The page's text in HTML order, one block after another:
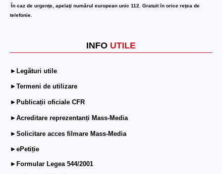
În caz de urgenţe, apelaţi numărul european unic 112. Gratuit în orice reţea de
telefonie.
INFO UTILE
►Legături utile
►Termeni de utilizare
►Publicații oficiale CFR
►Acreditare reprezentanți Mass-Media
►Solicitare acces filmare Mass-Media
►ePetiție
►Formular Legea 544/2001